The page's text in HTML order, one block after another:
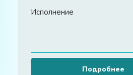
Исполнение
Подробнее